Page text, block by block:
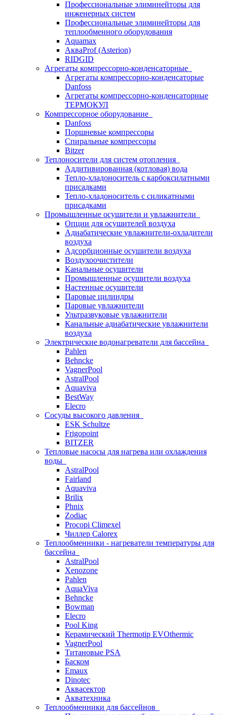
Профессиональные элиминейторы для
инженерных систем
Профессиональные элиминейторы для
теплообменного оборудования
Aquamax
АкваProf (Asterion)
RIDGID
Агрегаты компрессорно-конденсаторные
Агрегаты компрессорно-конденсаторые
Danfoss
Агрегаты компрессорно-конденсаторные
ТЕРМОКУЛ
Компрессорное оборудование
Danfoss
Поршневые компрессоры
Спиральные компрессоры
Bitzer
Теплоносители для систем отопления
Аддитивированная (котловая) вода
Тепло-хладоноситель с карбоксилатными
присадками
Тепло-хладоноситель с силикатными
присадками
Промышленные осушители и увлажнители
Опции для осушителей воздуха
Адиабатические увлажнители-охладители
воздуха
Адсорбционные осушители воздуха
Воздухоочистители
Канальные осушители
Промышленные осушители воздуха
Настенные осушители
Паровые цилиндры
Паровые увлажнители
Ультразвуковые увлажнители
Канальные адиабатические увлажнители
воздуха
Электрические водонагреватели для бассейна
Pahlen
Behncke
VagnerPool
AstralPool
Aquaviva
BestWay
Elecro
Сосуды высокого давления
ESK Schultze
Frigopoint
BITZER
Тепловые насосы для нагрева или охлаждения
воды
AstralPool
Fairland
Aquaviva
Brilix
Phnix
Zodiac
Procopi Climexel
Чиллер Calorex
Теплообменники - нагреватели температуры для
бассейна
AstralPool
Xenozone
Pahlen
AquaViva
Behncke
Bowman
Elecro
Pool King
Керамический Thermotip EVOthermic
VagnerPool
Титановые PSA
Баском
Emaux
Dinotec
Аквасектор
Акватехника
Теплообменники для бассейнов